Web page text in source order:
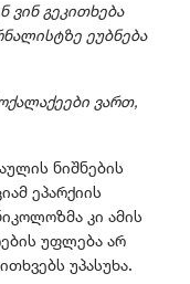
ვინ გეკითხება
ეუბნება
ვართ,
ნიშნების
ეპარქიის
კი ამის
უფლება არ
უპასუხა.